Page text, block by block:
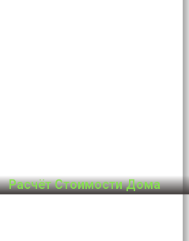
Расчёт Стоимости Дома